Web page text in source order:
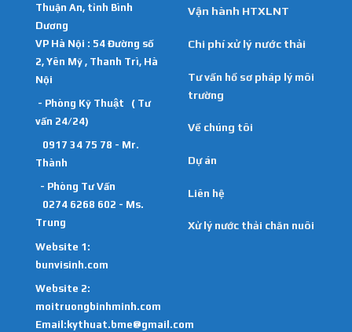
Thuận An, tỉnh Bình
Dương
VP Hà Nội : 54 Đường số
2, Yên Mỹ , Thanh Trì, Hà
Nội
- Phòng Kỹ Thuật ( Tư
vấn 24/24)
0917 34 75 78 - Mr.
Thành
- Phòng Tư Vấn
0274 6268 602 - Ms.
Trung
Website 1:
bunvisinh.com
Website 2:
moitruongbinhminh.com
Email:kythuat.bme@gmail.com
Vận hành HTXLNT
Chi phí xử lý nước thải
Tư vấn hồ sơ pháp lý môi
trường
Về chúng tôi
Dự án
Liên hệ
Xử lý nước thải chăn nuôi